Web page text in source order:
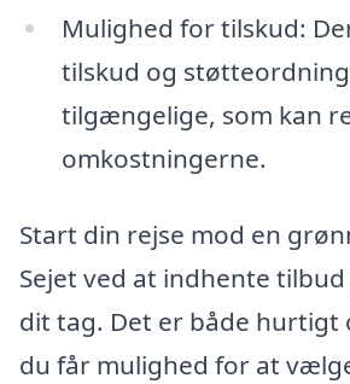
Mulighed for tilskud:
tilskud og
tilgængelige, som kan
omkostningerne.
Start din rejse mod en
Sejet ved at indhente
dit tag. Det er både hurtigt
du får mulighed for at